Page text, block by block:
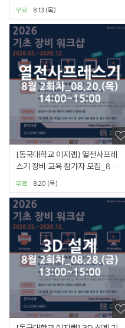
8.13 (목)
무료
[동국대학교 이지랩] 열전사프레
스기 장비 교육 참가자 모집_8월
2회차_08.20.(목)
8.20 (목)
무료